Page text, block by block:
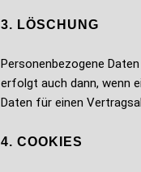
3. LÖSCHUNG
Personenbezogene
erfolgt auch dann, wenn
Daten für einen
4. COOKIES